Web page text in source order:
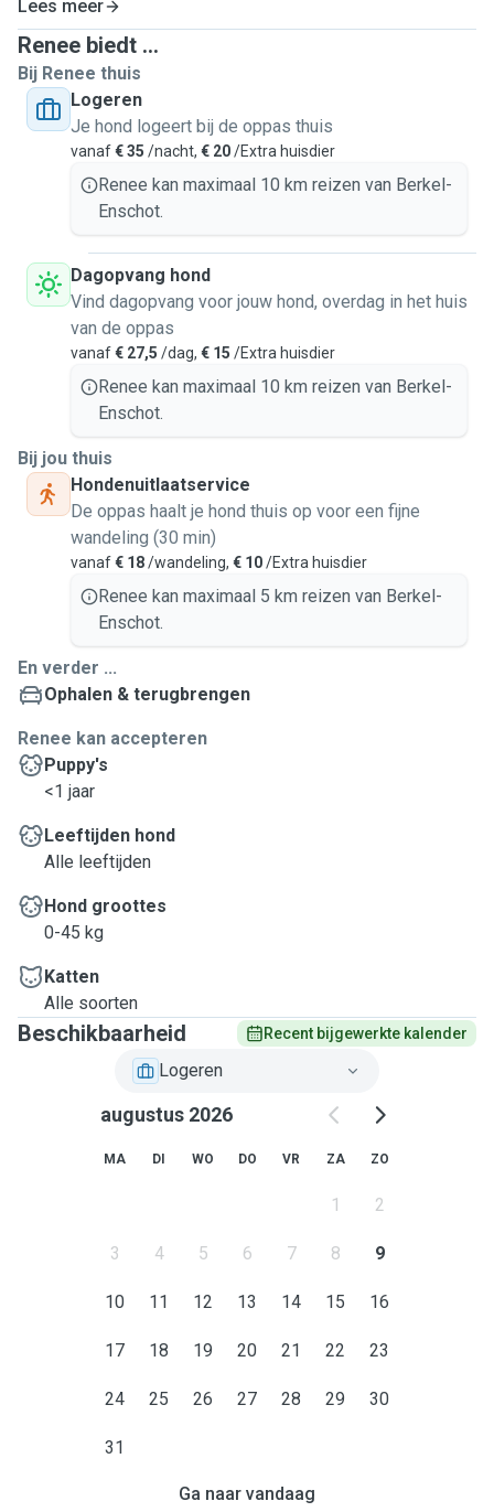
Lees meer
Renee biedt ...
Bij Renee thuis
Logeren
Je hond logeert bij de oppas thuis
vanaf€ 35 /nacht, € 20/Extra huisdier
Renee kan maximaal 10 km reizen van Berkel-
Enschot.
Dagopvang hond
Vind dagopvang voor jouw hond, overdag in het huis
van de oppas
vanaf€ 27,5 /dag, € 15 /Extra huisdier
Renee kan maximaal 10 km reizen van Berkel-
Enschot.
Bij jou thuis
Hondenuitlaatservice
De oppas haalt je hond thuis op voor een fijne
wandeling (30 min)
vanaf€ 18/wandeling, € 10/Extra huisdier
Renee kan maximaal 5 km reizen van Berkel-
Enschot.
En verder ...
Ophalen & terugbrengen
Renee kan accepteren
Puppy's
<1 jaar
Leeftijden hond
Alle leeftijden
Hond groottes
0-45 kg
Katten
Alle soorten
Beschikbaarheid Recent bijgewerkte kalender
Logeren
augustus 2026
MA DI WO DO VR ZA ZO
1 2
3 4 5 6 7 8 9
10 11 12 13 14 15 16
17 18 19 20 21 22 23
24 25 26 27 28 29 30
31
Ga naar vandaag